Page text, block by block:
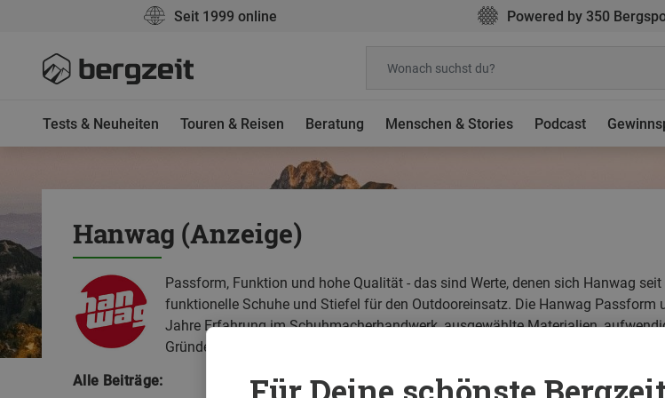
Für Deine schönste
Seit 1999 online Powered by 350
Tests & Neuheiten Touren & Reisen Beratung Menschen & Stories Podcast
Hanwag (Anzeige)
Passform, Funktion und hohe Qualität - das sind Werte, denen sich Hanwag
funktionelle Schuhe und Stiefel für den Outdooreinsatz. Die Hanwag
Jahre Erfahrung im Schuhmacherhandwerk, ausgewählte Materialien,
Gründe dafür.
Alle Beiträge: